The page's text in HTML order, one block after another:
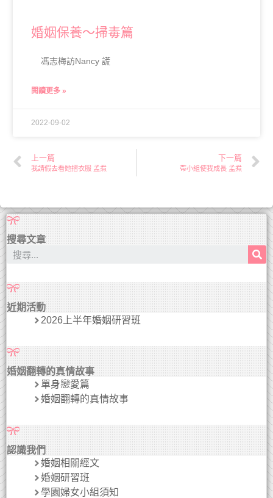
婚姻保養～掃毒篇
馮志梅訪Nancy 謊
閱讀更多 »
2022-09-02
上一篇
我請假去看她摺衣服 孟焄
下一篇
帶小組使我成長 孟焄
搜尋文章
近期活動
2026上半年婚姻研習班
婚姻翻轉的真情故事
單身戀愛篇
婚姻翻轉的真情故事
認識我們
婚姻相關經文
婚姻研習班
學園婦女小組須知